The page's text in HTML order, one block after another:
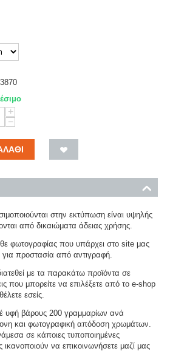
+
−
στην εκτύπωση είναι υψηλής
από δικαιώματα άδειας χρήσης.
φωτογραφίας που υπάρχει στο site μας
προστασία από αντιγραφή.
με τα παρακάτω προϊόντα σε
που μπορείτε να επιλέξετε από το e-shop
εσείς.
υφή βάρους 200 γραμμαρίων ανά
και φωτογραφική απόδοση χρωμάτων.
σε κάποιες τυποποιημένες
ικανοποιούν να επικοινωνήσετε μαζί μας